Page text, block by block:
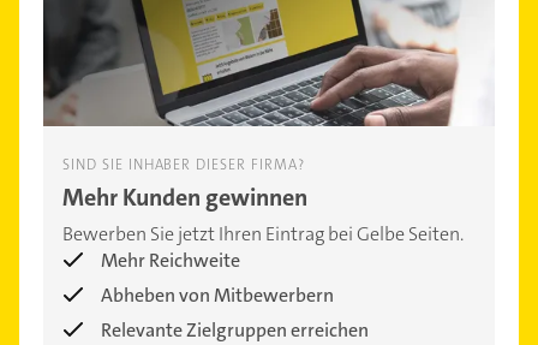
SIND SIE INHABER DIESER FIRMA?
Mehr Kunden gewinnen
Bewerben Sie jetzt Ihren Eintrag bei Gelbe Seiten.
Mehr Reichweite
Abheben von Mitbewerbern
Relevante Zielgruppen erreichen